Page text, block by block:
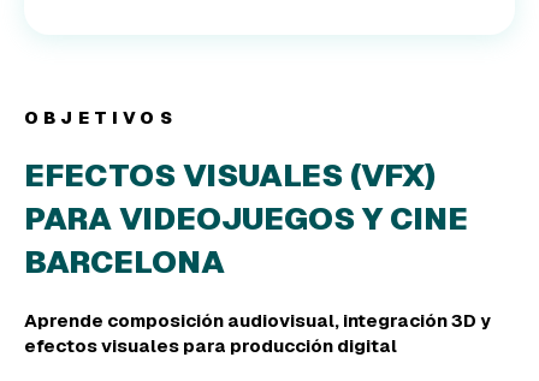
OBJETIVOS
EFECTOS VISUALES (VFX)
PARA VIDEOJUEGOS Y CINE
BARCELONA
Aprende composición audiovisual, integración 3D y
efectos visuales para producción digital